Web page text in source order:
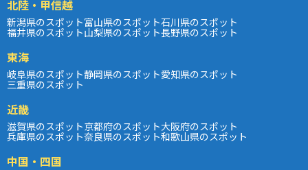
北陸・甲信越
新潟県のスポット富山県のスポット石川県のスポット
福井県のスポット山梨県のスポット長野県のスポット
東海
岐阜県のスポット静岡県のスポット愛知県のスポット
三重県のスポット
近畿
滋賀県のスポット京都府のスポット大阪府のスポット
兵庫県のスポット奈良県のスポット和歌山県のスポット
中国・四国